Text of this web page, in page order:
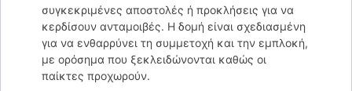
συγκεκριμένες αποστολές ή προκλήσεις για να
κερδίσουν ανταμοιβές. Η δομή είναι σχεδιασμένη
για να ενθαρρύνει τη συμμετοχή και την εμπλοκή,
με ορόσημα που ξεκλειδώνονται καθώς οι
παίκτες προχωρούν.